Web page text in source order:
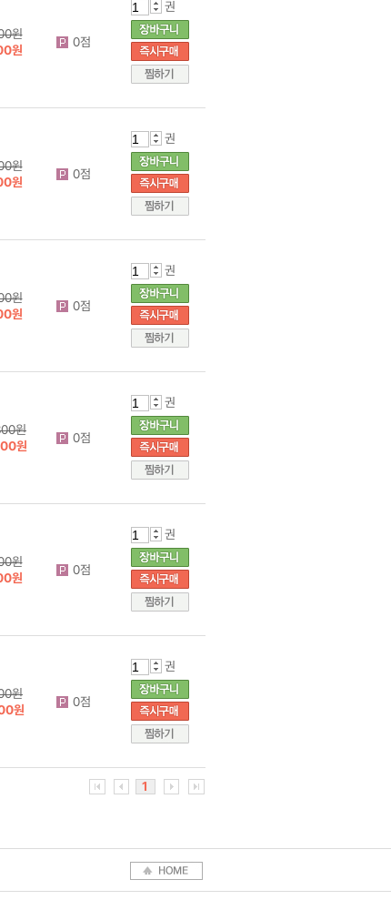
원
원
0점
권
원
원
0점
권
원
원
0점
권
원
원
0점
권
원
원
0점
권
원
원
0점
권
1